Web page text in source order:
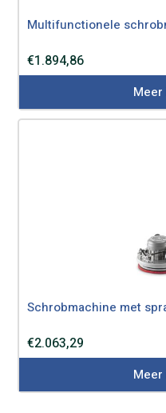
Multifunctionele
€1.894,86
Schrobmachine met
€2.063,29